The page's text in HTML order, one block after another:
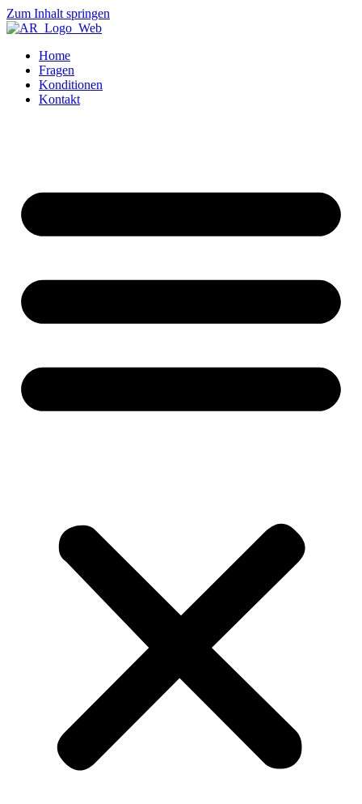
Zum Inhalt springen
Home
Fragen
Konditionen
Kontakt